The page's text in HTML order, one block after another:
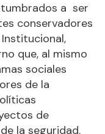
a ser
conservadores
que, al mismo
sociales
de la
de
de la seguridad.